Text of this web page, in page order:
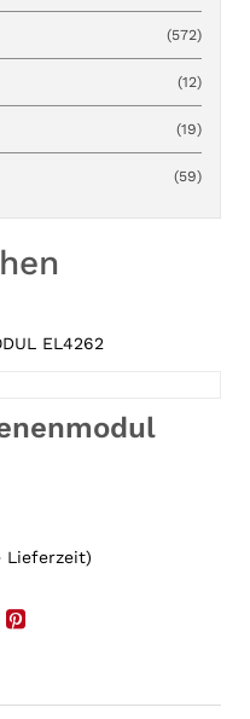
(572)
(12)
(19)
(59)
EL4262
Lieferzeit)